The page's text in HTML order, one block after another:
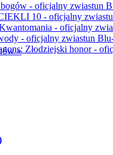
bogów - oficjalny
10 - oficjalny
- oficjalny
- oficjalny zwiastun
Złodziejski honor -
»